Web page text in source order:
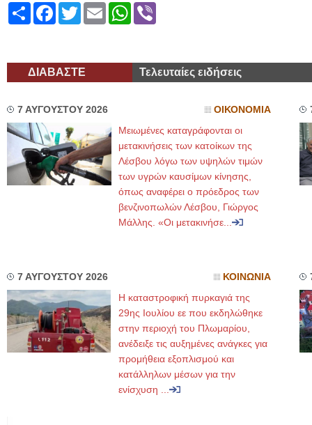
ShareFacebook
TwitterEmailWhatsApp
ΔΙΑΒΑΣΤΕ Τελευταίες ειδήσεις
7 ΑΥΓΟΥΣΤΟΥ 2026 ΟΙΚΟΝΟΜΙΑ
Μειωμένες καταγράφονται οι
μετακινήσεις των κατοίκων της
Λέσβου λόγω των υψηλών τιμών
των υγρών καυσίμων κίνησης,
όπως αναφέρει ο πρόεδρος των
βενζινοπωλών Λέσβου, Γιώργος
Μάλλης. «Οι μετακινήσε...
7 ΑΥΓΟΥΣΤΟΥ 2026 ΚΟΙΝΩΝΙΑ
Η καταστροφική πυρκαγιά της
29ης Ιουλίου εε που εκδηλώθηκε
στην περιοχή του Πλωμαρίου,
ανέδειξε τις αυξημένες ανάγκες για
προμήθεια εξοπλισμού και
κατάλληλων μέσων για την
ενίσχυση ...